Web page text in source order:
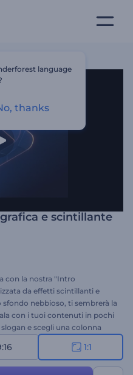
e scintillante
con la nostra "Intro
da effetti scintillanti e
nebbioso, ti sembrerà la
con i tuoi contenuti in pochi
e scegli una colonna
cinematografici,
e molto altro. Crea ora
1:1
language
thanks